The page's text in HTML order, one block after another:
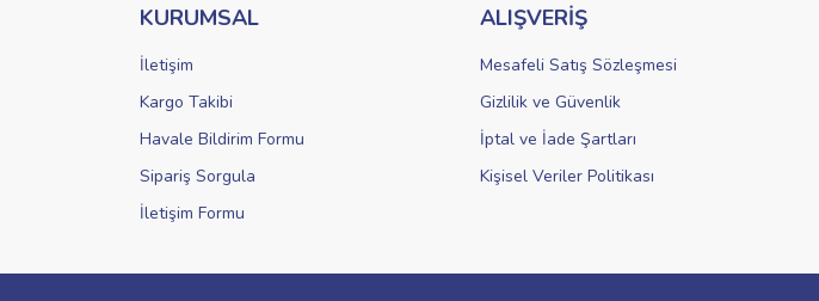
KURUMSAL
İletişim
Kargo Takibi
Havale Bildirim Formu
Sipariş Sorgula
İletişim Formu
ALIŞVERİŞ
Mesafeli Satış Sözleşmesi
Gizlilik ve Güvenlik
İptal ve İade Şartları
Kişisel Veriler Politikası